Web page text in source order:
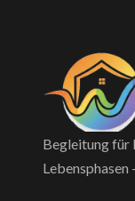
Begleitung für